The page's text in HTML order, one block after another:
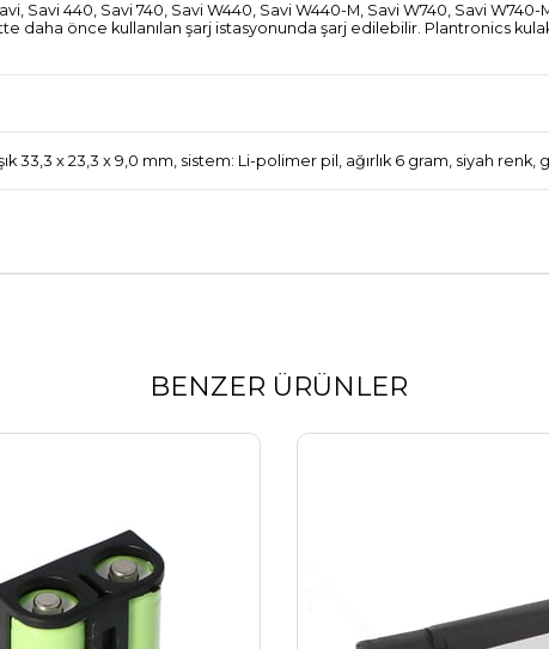
Savi 440, Savi 740, Savi W440, Savi W440-M, Savi W740, Savi W740-
daha önce kullanılan şarj istasyonunda şarj edilebilir. Plantronics
33,3 x 23,3 x 9,0 mm, sistem: Li-polimer pil, ağırlık 6 gram, siyah renk,
BENZER ÜRÜNLER